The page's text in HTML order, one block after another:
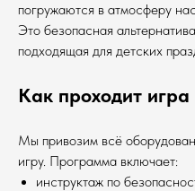
погружаются в атмосферу
Это безопасная
подходящая для детских
Как проходит игра
Мы привозим всё
игру. Программа включает:
инструктаж по